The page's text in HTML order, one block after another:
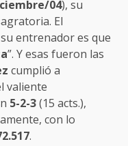
04), su
El
entrenador es que
”. Y esas fueron las
cumplió a
valiente
5-2-3(15 acts.),
con lo
.